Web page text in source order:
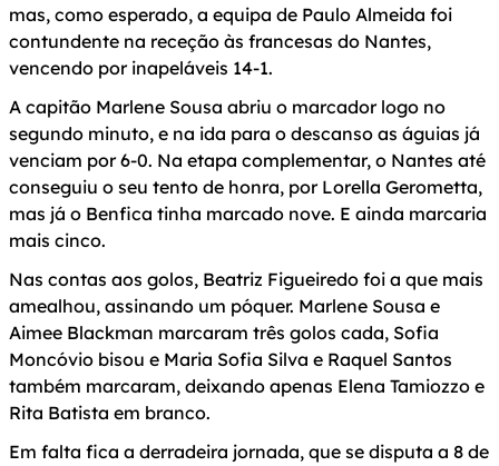
mas, como esperado, a equipa de Paulo Almeida foi
contundente na receção às francesas do Nantes,
vencendo por inapeláveis 14-1.
A capitão Marlene Sousa abriu o marcador logo no
segundo minuto, e na ida para o descanso as águias já
venciam por 6-0. Na etapa complementar, o Nantes até
conseguiu o seu tento de honra, por Lorella Gerometta,
mas já o Benfica tinha marcado nove. E ainda marcaria
mais cinco.
Nas contas aos golos, Beatriz Figueiredo foi a que mais
amealhou, assinando um póquer. Marlene Sousa e
Aimee Blackman marcaram três golos cada, Sofia
Moncóvio bisou e Maria Sofia Silva e Raquel Santos
também marcaram, deixando apenas Elena Tamiozzo e
Rita Batista em branco.
Em falta fica a derradeira jornada, que se disputa a 8 de